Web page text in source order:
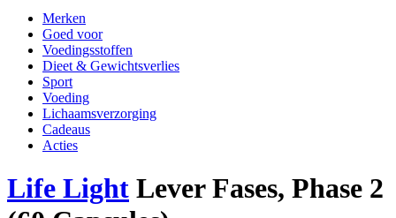
Merken
Goed voor
Voedingsstoffen
Dieet & Gewichtsverlies
Sport
Voeding
Lichaamsverzorging
Cadeaus
Acties
Life Light Lever Fases, Phase 2